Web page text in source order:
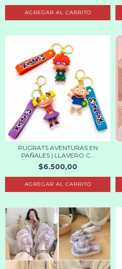
AGREGAR AL CARRITO
RUGRATS AVENTURAS EN
PAÑALES | LLAVERO C...
$6.500,00
AGREGAR AL CARRITO